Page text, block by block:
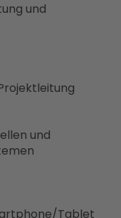
und
und
Tablet